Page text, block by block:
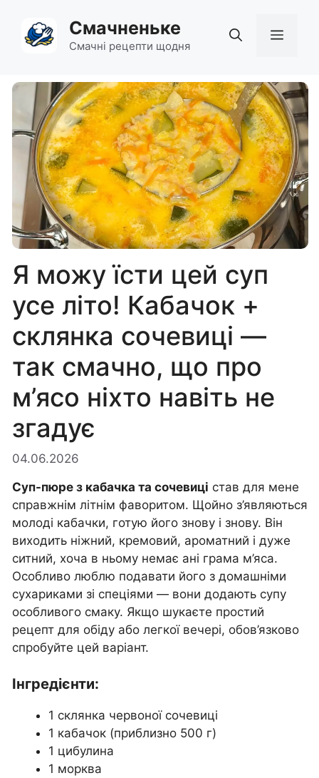
вмісту
Смачненьке
Смачні рецепти щодня
Я можу їсти цей суп
усе літо! Кабачок +
склянка сочевиці —
так смачно, що про
м’ясо ніхто навіть не
згадує
04.06.2026
Суп-пюре з кабачка та сочевиці став для мене
справжнім літнім фаворитом. Щойно з’являються
молоді кабачки, готую його знову і знову. Він
виходить ніжний, кремовий, ароматний і дуже
ситний, хоча в ньому немає ані грама м’яса.
Особливо люблю подавати його з домашніми
сухариками зі спеціями — вони додають супу
особливого смаку. Якщо шукаєте простий
рецепт для обіду або легкої вечері, обов’язково
спробуйте цей варіант.
Інгредієнти:
1 склянка червоної сочевиці
1 кабачок (приблизно 500 г)
1 цибулина
1 морква